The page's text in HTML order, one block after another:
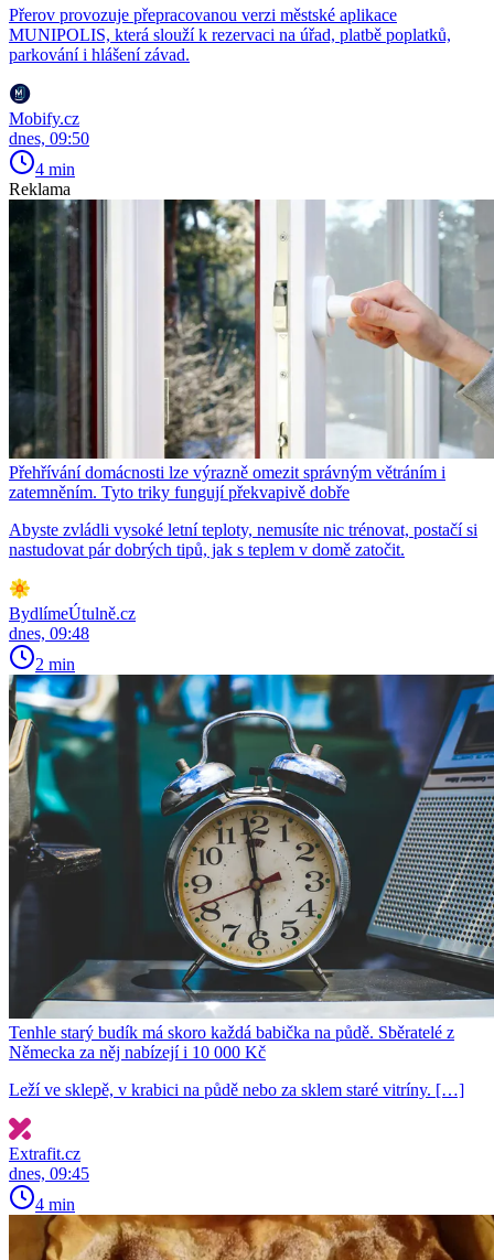
Přerov provozuje přepracovanou verzi městské aplikace
MUNIPOLIS, která slouží k rezervaci na úřad, platbě poplatků,
parkování i hlášení závad.
Mobify.cz
dnes, 09:50
4 min
Reklama
Přehřívání domácnosti lze výrazně omezit správným větráním i
zatemněním. Tyto triky fungují překvapivě dobře
Abyste zvládli vysoké letní teploty, nemusíte nic trénovat, postačí si
nastudovat pár dobrých tipů, jak s teplem v domě zatočit.
BydlímeÚtulně.cz
dnes, 09:48
2 min
Tenhle starý budík má skoro každá babička na půdě. Sběratelé z
Německa za něj nabízejí i 10 000 Kč
Leží ve sklepě, v krabici na půdě nebo za sklem staré vitríny. […]
Extrafit.cz
dnes, 09:45
4 min